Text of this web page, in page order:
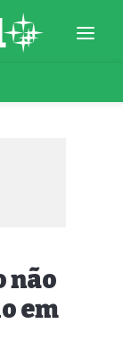
não
em